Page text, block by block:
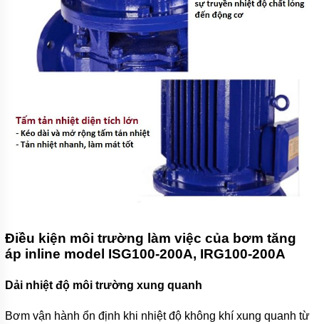
BƠM
DẦU
MÁY
HÚT
CHÂN
ĐỘNG
DIESEL
Điều kiện môi trường làm việc của bơm tăng
áp inline model ISG100-200A, IRG100-200A
Dải nhiệt độ môi trường xung quanh
Bơm vận hành ổn định khi nhiệt độ không khí xung quanh từ